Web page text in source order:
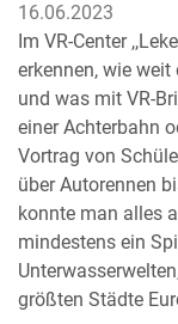
16.06.2023
Im VR-Center
erkennen, wie
und was mit VR-
einer Achterbahn
Vortrag von
über Autorennen
konnte man alles
mindestens ein
größten Städte